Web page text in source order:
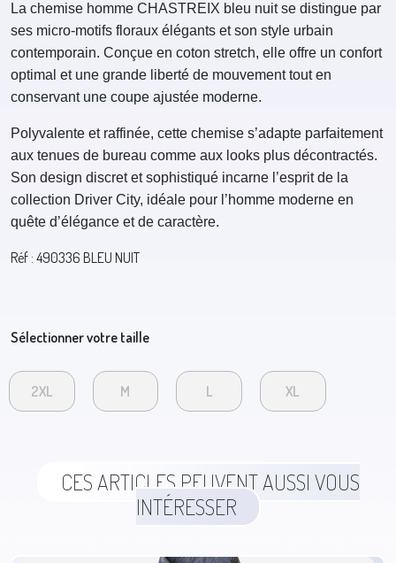
La chemise homme CHASTREIX bleu nuit se distingue par
ses micro-motifs floraux élégants et son style urbain
contemporain. Conçue en coton stretch, elle offre un confort
optimal et une grande liberté de mouvement tout en
conservant une coupe ajustée moderne.
Polyvalente et raffinée, cette chemise s’adapte parfaitement
aux tenues de bureau comme aux looks plus décontractés.
Son design discret et sophistiqué incarne l’esprit de la
collection Driver City, idéale pour l’homme moderne en
quête d’élégance et de caractère.
Réf : 490336 BLEU NUIT
Sélectionner votre taille
2XL M L XL
CES ARTICLES PEUVENT AUSSI VOUS
INTÉRESSER